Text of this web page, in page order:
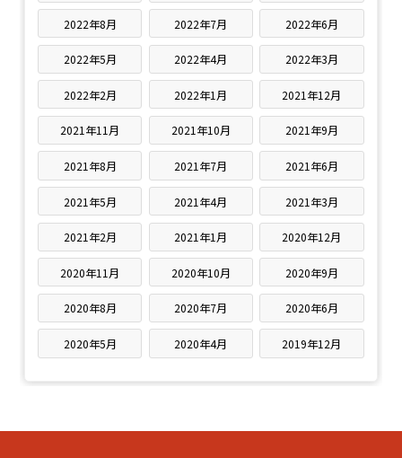
2022年8月 2022年7月 2022年6月
2022年5月 2022年4月 2022年3月
2022年2月 2022年1月 2021年12月
2021年11月 2021年10月 2021年9月
2021年8月 2021年7月 2021年6月
2021年5月 2021年4月 2021年3月
2021年2月 2021年1月 2020年12月
2020年11月 2020年10月 2020年9月
2020年8月 2020年7月 2020年6月
2020年5月 2020年4月 2019年12月